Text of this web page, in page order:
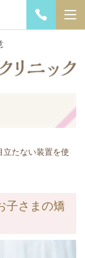
立たない装置を使
子さまの矯